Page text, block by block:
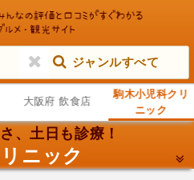
ジャンルすべて
大阪府 飲食店
駒木小児科クリ
ニック
、土日も診療！
ニック